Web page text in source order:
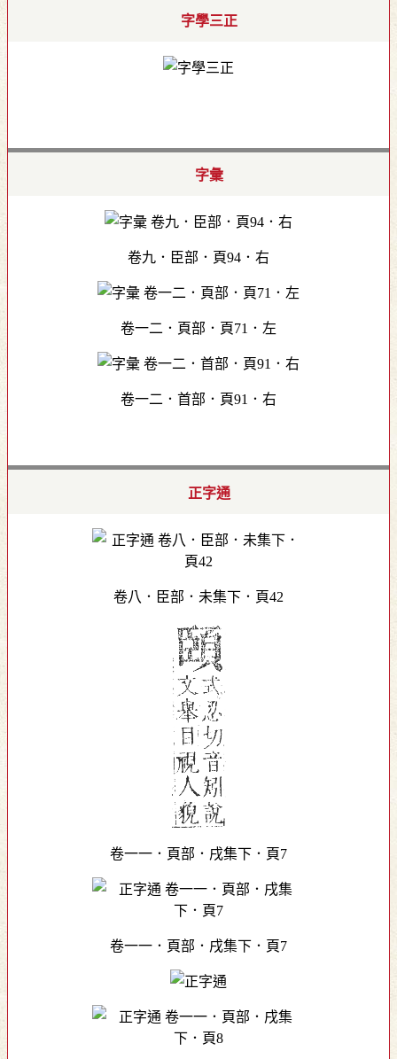
字學三正
字彙
卷九．臣部．頁94．右
卷一二．頁部．頁71．左
卷一二．首部．頁91．右
正字通
卷八．臣部．未集下．頁42
卷一一．頁部．戌集下．頁7
卷一一．頁部．戌集下．頁7